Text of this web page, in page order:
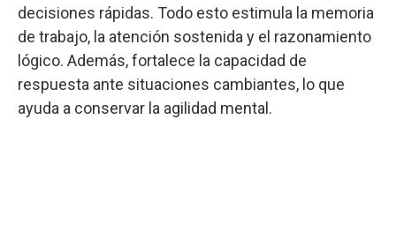
decisiones rápidas. Todo esto estimula la memoria
de trabajo, la atención sostenida y el razonamiento
lógico. Además, fortalece la capacidad de
respuesta ante situaciones cambiantes, lo que
ayuda a conservar la agilidad mental.